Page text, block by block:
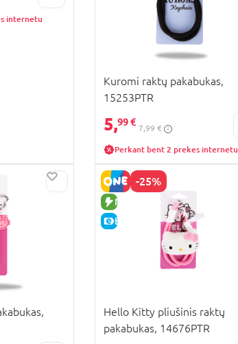
internetu
Kuromi raktų pakabukas,
15253PTR
5,99 €
7,99 €
Perkant bent 2 prekes internetu
-25%
NAUJA PREKĖ
E-KAINA
Hello Kitty pliušinis raktų
pakabukas, 14676PTR